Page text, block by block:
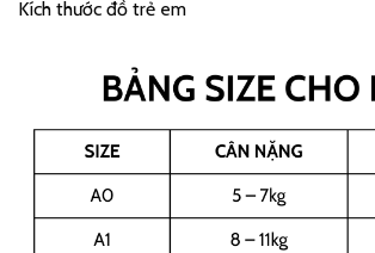
Kích thước đồ trẻ em